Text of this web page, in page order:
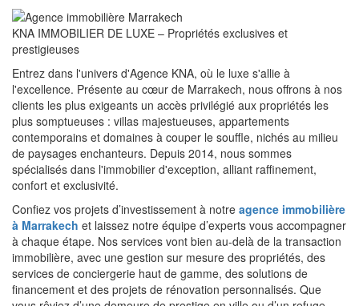
KNA IMMOBILIER DE LUXE – Propriétés exclusives et
prestigieuses
Entrez dans l'univers d'Agence KNA, où le luxe s'allie à
l'excellence. Présente au cœur de Marrakech, nous offrons à nos
clients les plus exigeants un accès privilégié aux propriétés les
plus somptueuses : villas majestueuses, appartements
contemporains et domaines à couper le souffle, nichés au milieu
de paysages enchanteurs. Depuis 2014, nous sommes
spécialisés dans l'immobilier d'exception, alliant raffinement,
confort et exclusivité.
Confiez vos projets d’investissement à notre agence immobilière
à Marrakech et laissez notre équipe d’experts vous accompagner
à chaque étape. Nos services vont bien au-delà de la transaction
immobilière, avec une gestion sur mesure des propriétés, des
services de conciergerie haut de gamme, des solutions de
financement et des projets de rénovation personnalisés. Que